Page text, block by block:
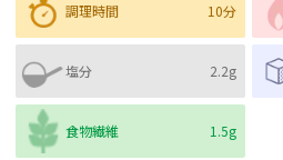
調理時間 10分
塩分 2.2g
食物繊維 1.5g